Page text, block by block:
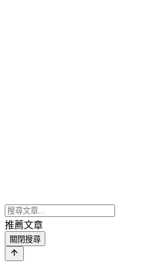
推薦文章
關閉搜尋